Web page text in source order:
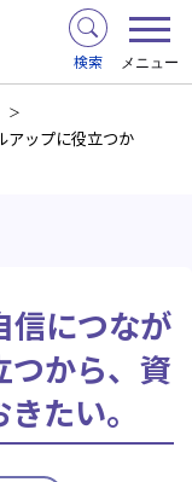
検索 メニュー
アップに役立つか
信につなが
つから、資
たい。